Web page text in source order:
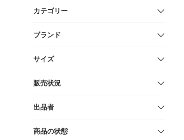
カテゴリー
ブランド
サイズ
販売状況
出品者
商品の状態